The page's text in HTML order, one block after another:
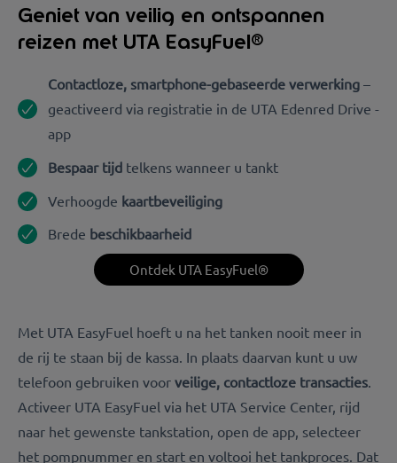
Geniet van veilig en ontspannen
reizen met UTA EasyFuel®
Contactloze, smartphone-gebaseerde verwerking –
geactiveerd via registratie in de UTA Edenred Drive -
app
Bespaar tijd telkens wanneer u tankt
Verhoogde kaartbeveiliging
Brede beschikbaarheid
Ontdek UTA EasyFuel®
Met UTA EasyFuel hoeft u na het tanken nooit meer in
de rij te staan bij de kassa. In plaats daarvan kunt u uw
telefoon gebruiken voor veilige, contactloze transacties
Activeer UTA EasyFuel via het UTA Service Center, rijd
naar het gewenste tankstation, open de app, selecteer
het pompnummer en start en voltooi het tankproces. Dat